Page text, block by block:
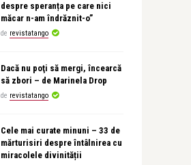
despre speranța pe care nici
măcar n-am îndrăznit-o”
de revistatango
Dacă nu poţi să mergi, încearcă
să zbori – de Marinela Drop
de revistatango
Cele mai curate minuni – 33 de
mărturisiri despre întâlnirea cu
miracolele divinității